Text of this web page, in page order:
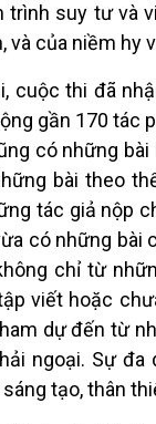
trình suy tư và
và của niềm hy
cuộc thi đã
gần 170 tác
có những
bài theo
tác giả nộp
có những
chỉ từ
viết hoặc
dự đến từ
ngoại. Sự
tạo, thân